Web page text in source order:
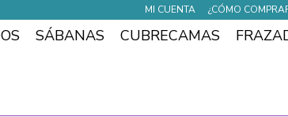
MI CUENTA ¿CÓMO
SÁBANAS CUBRECAMAS